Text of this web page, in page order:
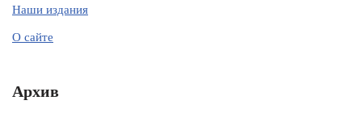
Наши издания
О сайте
Архив